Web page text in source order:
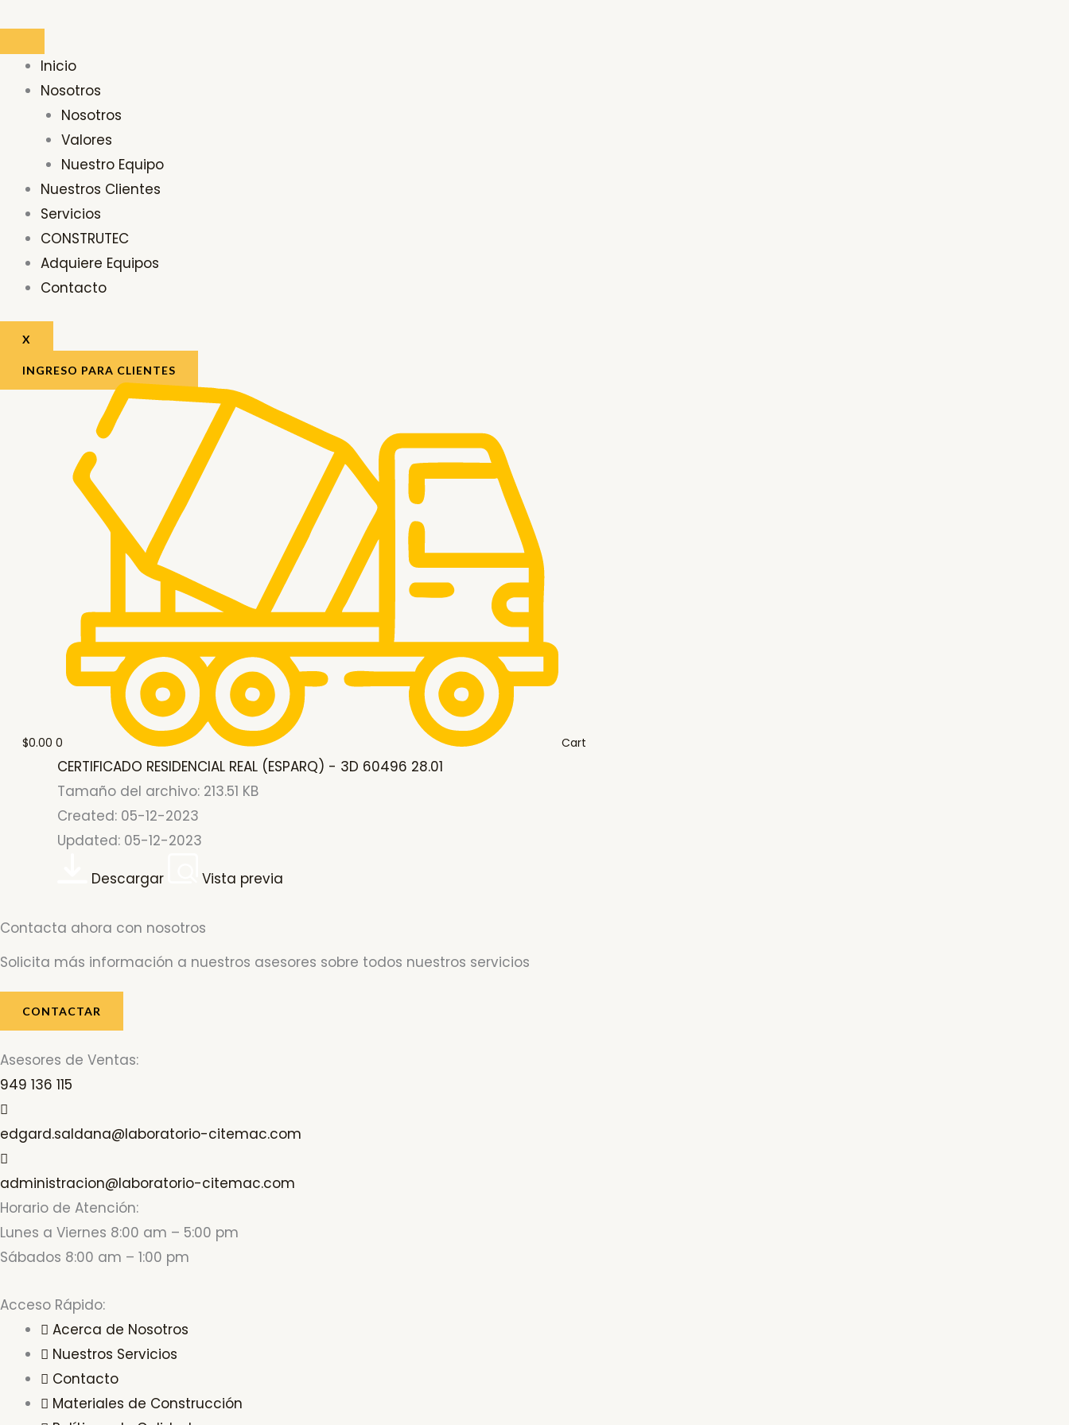
contenido
Inicio
Nosotros
Nosotros
Valores
Nuestro Equipo
Nuestros Clientes
Servicios
CONSTRUTEC
Adquiere Equipos
Contacto
X
INGRESO PARA CLIENTES
$0.00 0 Cart
CERTIFICADO RESIDENCIAL REAL (ESPARQ) - 3D 60496 28.01
Tamaño del archivo: 213.51 KB
Created: 05-12-2023
Updated: 05-12-2023
Descargar
Vista previa
Contacta ahora con nosotros
Solicita más información a nuestros asesores sobre todos nuestros servicios
CONTACTAR
Asesores de Ventas:
949 136 115
edgard.saldana@laboratorio-citemac.com
administracion@laboratorio-citemac.com
Horario de Atención:
Lunes a Viernes 8:00 am – 5:00 pm
Sábados 8:00 am – 1:00 pm
Acceso Rápido:
Acerca de Nosotros
Nuestros Servicios
Contacto
Materiales de Construcción